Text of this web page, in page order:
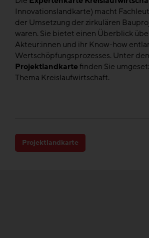
Innovationslandkarte) macht
der Umsetzung der zirkulären
waren. Sie bietet einen Überblick
Akteur:innen und ihr Know-how
Wertschöpfungsprozesses. Unter
Projektlandkartefinden Sie
Thema Kreislaufwirtschaft.
Projektlandkarte